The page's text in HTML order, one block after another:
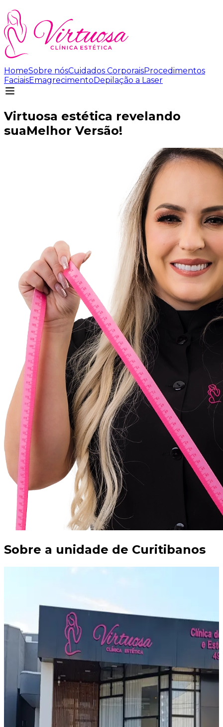
HomeSobre nósCuidados CorporaisProcedimentos
FaciaisEmagrecimentoDepilação a Laser
Virtuosa estética revelando
suaMelhor Versão!
Sobre a unidade de Curitibanos